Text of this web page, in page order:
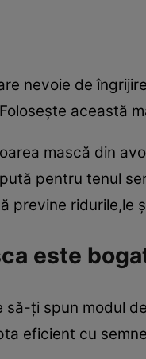
nevoie de
această
mască din
pentru tenul
previne ridurile,le
este
să-ţi spun modul
eficient cu